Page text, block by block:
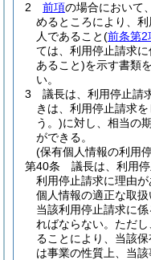
2
前項の場合において
めるところにより、
人であること(前条第2
ては、利用停止請求
あること)を示す書類
い。
3
議長は、利用停止請
きは、利用停止請求
う。)に対し、相当の
ができる。
(保有個人情報の利用
第40条
議長は、利用
利用停止請求に理由
個人情報の適正な取扱
当該利用停止請求に
ればならない。 ただ
ることにより、当該
は事業の性質上、当